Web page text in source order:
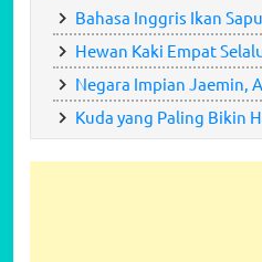
Bahasa Inggris Ikan
Hewan Kaki Empat
Negara Impian Jaemin,
Kuda yang Paling Bikin